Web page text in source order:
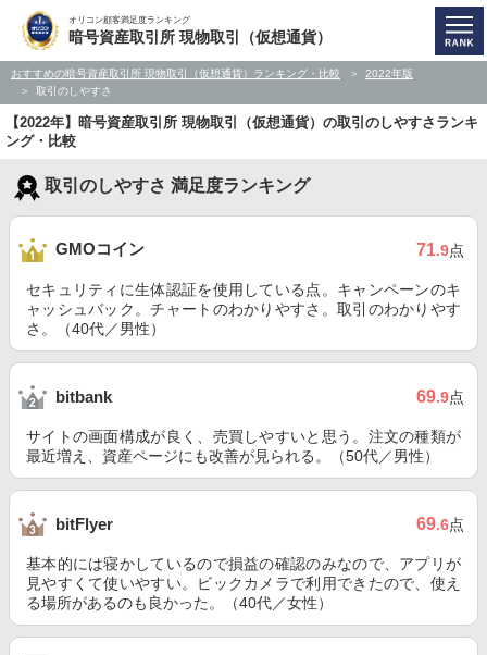
オリコン顧客満足度ランキング
暗号資産取引所 現物取引（仮想通貨）
おすすめの暗号資産取引所 現物取引（仮想通貨）ランキング・比較
2022年版
取引のしやすさ
【2022年】暗号資産取引所 現物取引（仮想通貨）の取引のしやすさランキ
ング・比較
取引のしやすさ 満足度ランキング
GMOコイン 71.9点
セキュリティに生体認証を使用している点。キャンペーンのキ
ャッシュバック。チャートのわかりやすさ。取引のわかりやす
さ。（40代／男性）
bitbank 69.9点
サイトの画面構成が良く、売買しやすいと思う。注文の種類が
最近増え、資産ページにも改善が見られる。（50代／男性）
bitFlyer 69.6点
基本的には寝かしているので損益の確認のみなので、アプリが
見やすくて使いやすい。ビックカメラで利用できたので、使え
る場所があるのも良かった。（40代／女性）